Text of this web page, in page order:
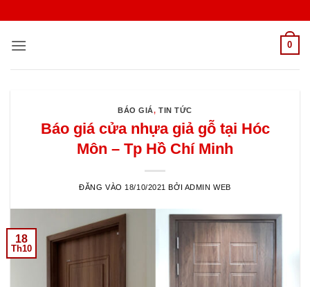
nội
0
BÁO GIÁ,TIN TỨC
Báo giá cửa nhựa giả gỗ tại Hóc
Môn – Tp Hồ Chí Minh
ĐĂNG VÀO 18/10/2021 BỞI ADMIN WEB
18
Th10